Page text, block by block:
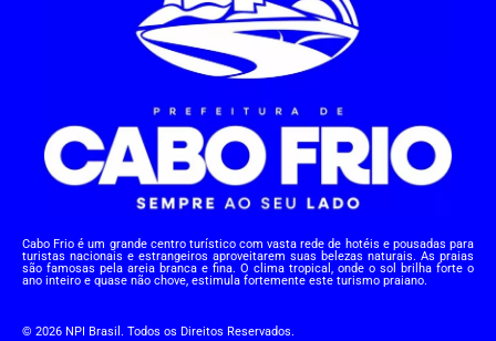
Cabo Frio é um grande centro turístico com vasta rede de hotéis e pousadas para
turistas nacionais e estrangeiros aproveitarem suas belezas naturais. As praias
são famosas pela areia branca e fina. O clima tropical, onde o sol brilha forte o
ano inteiro e quase não chove, estimula fortemente este turismo praiano.
© 2026 NPI Brasil. Todos os Direitos Reservados.